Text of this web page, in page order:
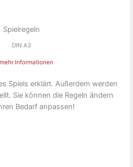
Spielregeln
DIN A3
mehr Informationen
Spiels erklärt. Außerdem werden
Sie können die Regeln ändern
Bedarf anpassen!